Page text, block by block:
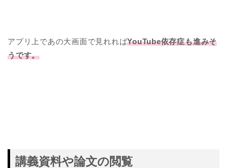
アプリ上であの大画面で見れればYouTube依存症も進みそ
うです。
講義資料や論文の閲覧